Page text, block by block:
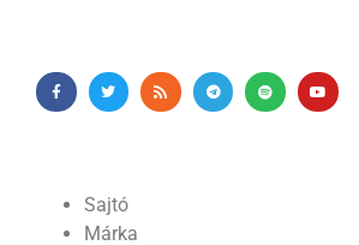
Sajtó
Márka